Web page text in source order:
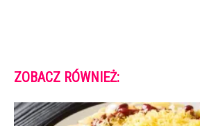
ZOBACZ RÓWNIEŻ: